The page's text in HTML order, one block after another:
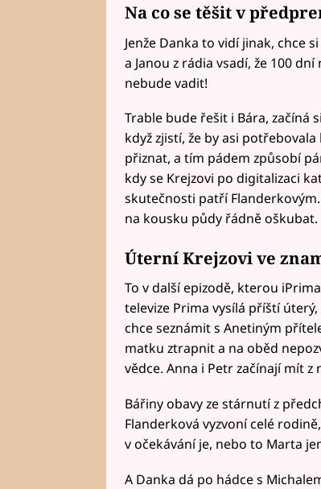
Na co se těšit v
Jenže Danka to vidí jinak, chce
a Janou z rádia vsadí, že 100
nebude vadit!
Trable bude řešit i Bára, začíná
když zjistí, že by asi
přiznat, a tím pádem způsobí
kdy se Krejzovi po digitalizaci
skutečnosti patří
na kousku půdy řádně oškubat.
Úterní Krejzovi ve
To v další epizodě, kterou
televize Prima vysílá příští
chce seznámit s Anetiným
matku ztrapnit a na oběd
vědce. Anna i Petr začínají mít
Bářiny obavy ze stárnutí z
Flanderková vyzvoní celé
v očekávání je, nebo to Marta
A Danka dá po hádce s